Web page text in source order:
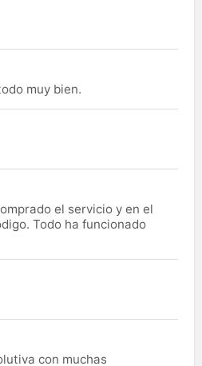
muy bien.
el servicio y en el
Todo ha funcionado
con muchas